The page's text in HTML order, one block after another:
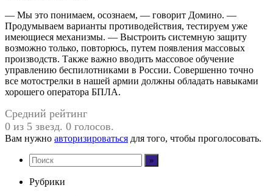
— Мы это понимаем, осознаем, — говорит Домино. —
Продумываем варианты противодействия, тестируем уже
имеющиеся механизмы. — Выстроить системную защиту
возможно только, повторюсь, путем появления массовых
производств. Также важно вводить массовое обучение
управлению беспилотниками в России. Совершенно точно
все мотострелки в нашей армии должны обладать навыками
хорошего оператора БПЛА.
Средний рейтинг
0 из 5 звезд. 0 голосов.
Вам нужно авторизироваться для того, чтобы проголосовать.
Рубрики